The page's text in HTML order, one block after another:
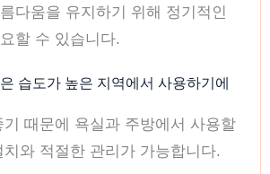
다움을 유지하기 위해 정기적인
할 수 있습니다.
습도가 높은 지역에서 사용하기에
때문에 욕실과 주방에서 사용할
와 적절한 관리가 가능합니다.